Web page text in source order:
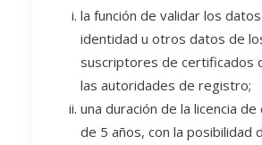
la función de validar los
identidad u otros datos de
suscriptores de certificados
las autoridades de registro;
una duración de la licencia
de 5 años, con la posibilidad